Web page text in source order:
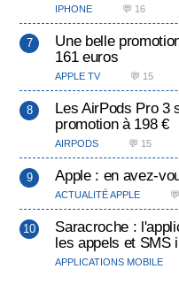
IPHONE 💬 16
Une belle
161 euros
APPLE TV 💬 15
Les AirPods Pro 3
promotion à 198 €
AIRPODS 💬 15
Apple : en avez-
ACTUALITÉ APPLE
Saracroche :
les appels et SMS
APPLICATIONS MOBILE